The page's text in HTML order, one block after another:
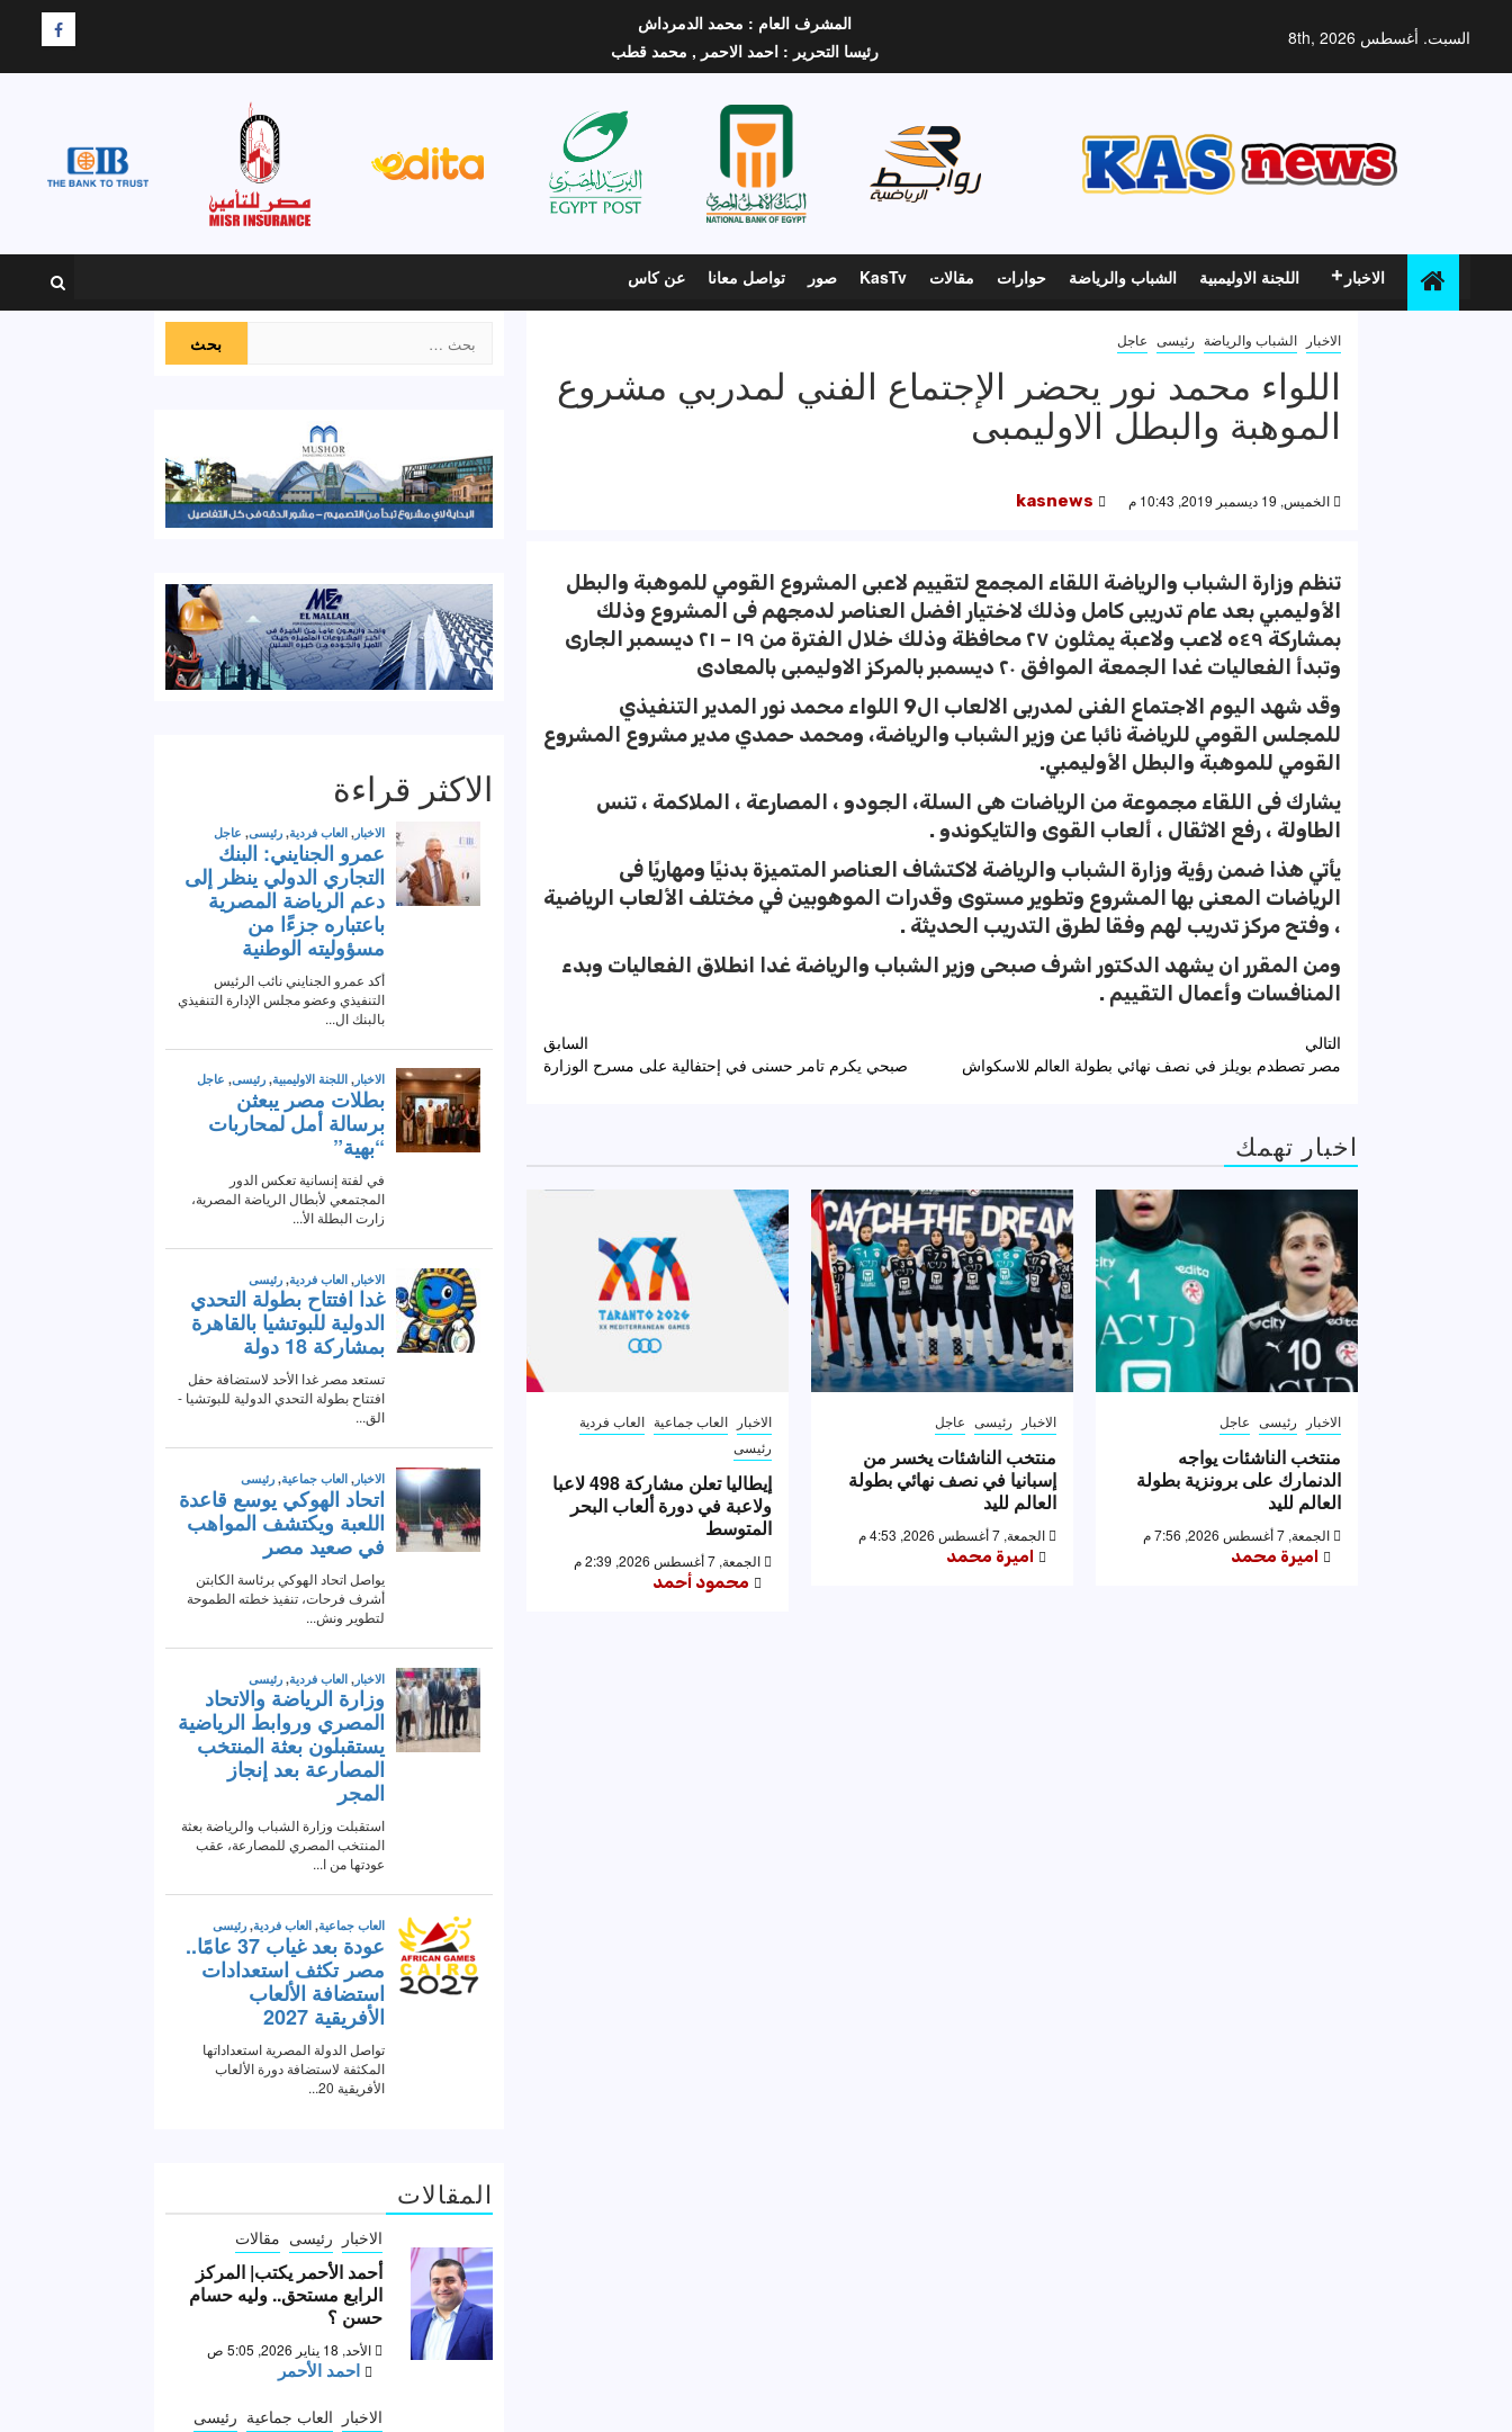
السبت. أغسطس 8th, 2026
المشرف العام : محمد الدمرداش
رئيسا التحرير : احمد الاحمر , محمد قطب
F
الاخبار اللجنة الاوليمبية الشباب والرياضة حوارات مقالات KasTv صور تواصل معانا عن كاس
الاخبار الشباب والرياضة رئيسى عاجل
اللواء محمد نور يحضر الإجتماع الفني لمدربي مشروع
الموهبة والبطل الاوليمبى
الخميس, 19 ديسمبر 2019, 10:43 م kasnews
تنظم وزارة الشباب والرياضة اللقاء المجمع لتقييم لاعبى المشروع القومي للموهبة والبطل
الأوليمبي بعد عام تدريبى كامل وذلك لاختيار افضل العناصر لدمجهم فى المشروع وذلك
بمشاركة ٥٤٩ لاعب ولاعبة يمثلون ٢٧ محافظة وذلك خلال الفترة من ١٩ – ٢١ ديسمبر الجارى
وتبدأ الفعاليات غدا الجمعة الموافق ٢٠ ديسمبر بالمركز الاوليمبى بالمعادى
وقد شهد اليوم الاجتماع الفنى لمدربى الالعاب ال9 اللواء محمد نور المدير التنفيذي
للمجلس القومي للرياضة نائبا عن وزير الشباب والرياضة، ومحمد حمدي مدير مشروع المشروع
القومي للموهبة والبطل الأوليمبي.
يشارك فى اللقاء مجموعة من الرياضات هى السلة، الجودو ، المصارعة ، الملاكمة ، تنس
الطاولة ، رفع الاثقال ، ألعاب القوى والتايكوندو .
يأتي هذا ضمن رؤية وزارة الشباب والرياضة لاكتشاف العناصر المتميزة بدنيًا ومهاريًا فى
الرياضات المعنى بها المشروع وتطوير مستوى وقدرات الموهوبين في مختلف الألعاب الرياضية
، وفتح مركز تدريب لهم وفقا لطرق التدريب الحديثة .
ومن المقرر ان يشهد الدكتور اشرف صبحى وزير الشباب والرياضة غدا انطلاق الفعاليات وبدء
المنافسات وأعمال التقييم .
تصفّح
المقالات
السابق
صبحي يكرم تامر حسنى في إحتفالية على مسرح الوزارة
التالي
مصر تصطدم بويلز في نصف نهائي بطولة العالم للاسكواش
اخبار تهمك
الاخبار رئيسى عاجل
منتخب الناشئات يواجه
الدنمارك على برونزية بطولة
العالم لليد
الجمعة, 7 أغسطس 2026, 7:56 م
اميرة محمد
الاخبار رئيسى عاجل
منتخب الناشئات يخسر من
إسبانيا في نصف نهائي بطولة
العالم لليد
الجمعة, 7 أغسطس 2026, 4:53 م
اميرة محمد
الاخبار العاب جماعية العاب فردية
رئيسى
إيطاليا تعلن مشاركة 498 لاعبا
ولاعبة في دورة ألعاب البحر
المتوسط
الجمعة, 7 أغسطس 2026, 2:39 م
محمود أحمد
عن:
الاكثر قراءة
المقالات
الاخبار رئيسى مقالات
أحمد الأحمر يكتب| المركز
الرابع مستحق.. وليه حسام
حسن ؟
الأحد, 18 يناير 2026, 5:05 ص
احمد الأحمر
الاخبار العاب جماعية رئيسى